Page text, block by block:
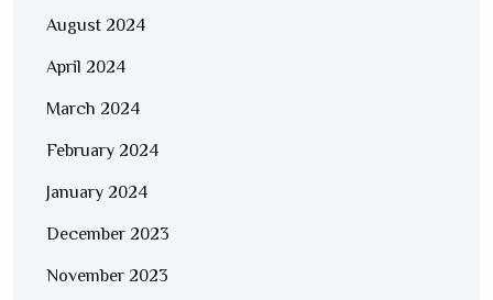
August 2024
April 2024
March 2024
February 2024
January 2024
December 2023
November 2023